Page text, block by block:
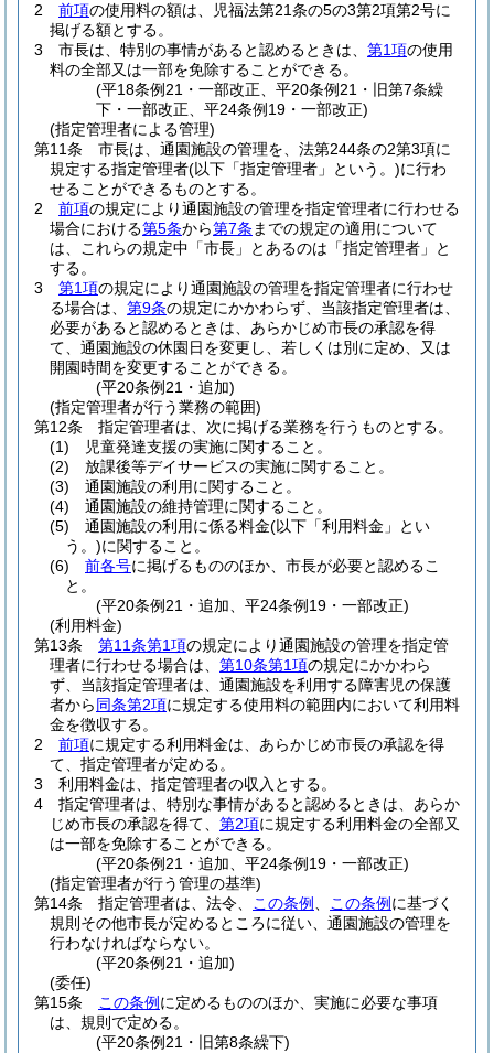
2
前項の使用料の額は、児福法第21条の5の3第2項第2号に
掲げる額とする。
3
市長は、特別の事情があると認めるときは、 第1項の使用
料の全部又は一部を免除することができる。
(平18条例21・一部改正、平20条例21・旧第7条繰
下・一部改正、平24条例19・一部改正)
(指定管理者による管理)
第11条
市長は、通園施設の管理を、法第244条の2第3項に
規定する指定管理者(以下「指定管理者」という。)に行わ
せることができるものとする。
2
前項の規定により通園施設の管理を指定管理者に行わせる
場合における第5条から第7条 までの規定の適用について
は、これらの規定中「市長」とあるのは「指定管理者」と
する。
3
第1項の規定により通園施設の管理を指定管理者に行わせ
る場合は、 第9条の規定にかかわらず、当該指定管理者は、
必要があると認めるときは、あらかじめ市長の承認を得
て、通園施設の休園日を変更し、若しくは別に定め、又は
開園時間を変更することができる。
(平20条例21・追加)
(指定管理者が行う業務の範囲)
第12条
指定管理者は、次に掲げる業務を行うものとする。
(1)
児童発達支援の実施に関すること。
(2)
放課後等デイサービスの実施に関すること。
(3)
通園施設の利用に関すること。
(4)
通園施設の維持管理に関すること。
(5)
通園施設の利用に係る料金(以下「利用料金」とい
う。)に関すること。
(6)
前各号に掲げるもののほか、市長が必要と認めるこ
と。
(平20条例21・追加、平24条例19・一部改正)
(利用料金)
第13条
第11条第1項の規定により通園施設の管理を指定管
理者に行わせる場合は、 第10条第1項の規定にかかわら
ず、当該指定管理者は、通園施設を利用する障害児の保護
者から同条第2項に規定する使用料の範囲内において利用料
金を徴収する。
2
前項に規定する利用料金は、あらかじめ市長の承認を得
て、指定管理者が定める。
3
利用料金は、指定管理者の収入とする。
4
指定管理者は、特別な事情があると認めるときは、あらか
じめ市長の承認を得て、 第2項に規定する利用料金の全部又
は一部を免除することができる。
(平20条例21・追加、平24条例19・一部改正)
(指定管理者が行う管理の基準)
第14条
指定管理者は、法令、 この条例 この条例 に基づく
規則その他市長が定めるところに従い、通園施設の管理を
行わなければならない。
(平20条例21・追加)
(委任)
第15条
この条例 に定めるもののほか、実施に必要な事項
は、規則で定める。
(平20条例21・旧第8条繰下)